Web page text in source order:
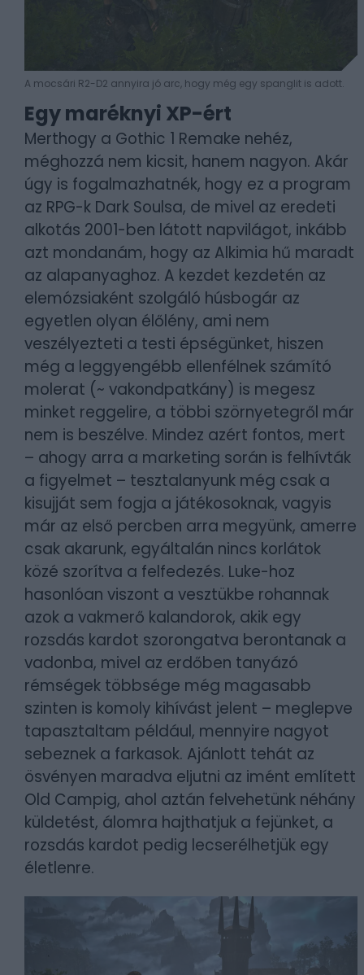
A mocsári R2-D2 annyira jó arc, hogy még egy spanglit is adott.
Egy maréknyi XP-ért
Merthogy a Gothic 1 Remake nehéz,
méghozzá nem kicsit, hanem nagyon. Akár
úgy is fogalmazhatnék, hogy ez a program
az RPG-k Dark Soulsa, de mivel az eredeti
alkotás 2001-ben látott napvilágot, inkább
azt mondanám, hogy az Alkimia hű maradt
az alapanyaghoz. A kezdet kezdetén az
elemózsiaként szolgáló húsbogár az
egyetlen olyan élőlény, ami nem
veszélyezteti a testi épségünket, hiszen
még a leggyengébb ellenfélnek számító
molerat (~ vakondpatkány) is megesz
minket reggelire, a többi szörnyetegről már
nem is beszélve. Mindez azért fontos, mert
– ahogy arra a marketing során is felhívták
a figyelmet – tesztalanyunk még csak a
kisujját sem fogja a játékosoknak, vagyis
már az első percben arra megyünk, amerre
csak akarunk, egyáltalán nincs korlátok
közé szorítva a felfedezés. Luke-hoz
hasonlóan viszont a vesztükbe rohannak
azok a vakmerő kalandorok, akik egy
rozsdás kardot szorongatva berontanak a
vadonba, mivel az erdőben tanyázó
rémségek többsége még magasabb
szinten is komoly kihívást jelent – meglepve
tapasztaltam például, mennyire nagyot
sebeznek a farkasok. Ajánlott tehát az
ösvényen maradva eljutni az imént említett
Old Campig, ahol aztán felvehetünk néhány
küldetést, álomra hajthatjuk a fejünket, a
rozsdás kardot pedig lecserélhetjük egy
életlenre.